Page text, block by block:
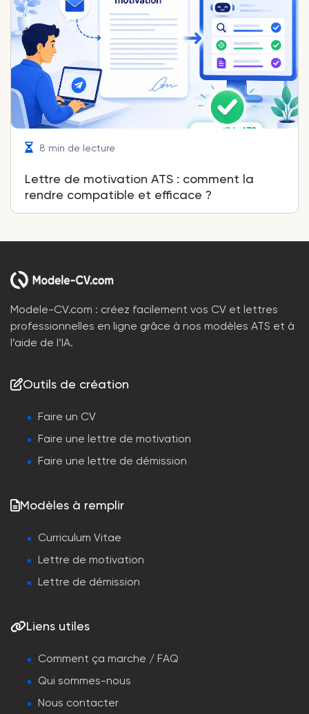
8 min de lecture
Lettre de motivation ATS : comment la
rendre compatible et efficace ?
Modele-CV.com : créez facilement vos CV et lettres
professionnelles en ligne grâce à nos modèles ATS et à
l’aide de l’IA.
Outils de création
Faire un CV
Faire une lettre de motivation
Faire une lettre de démission
Modèles à remplir
Curriculum Vitae
Lettre de motivation
Lettre de démission
Liens utiles
Comment ça marche / FAQ
Qui sommes-nous
Nous contacter